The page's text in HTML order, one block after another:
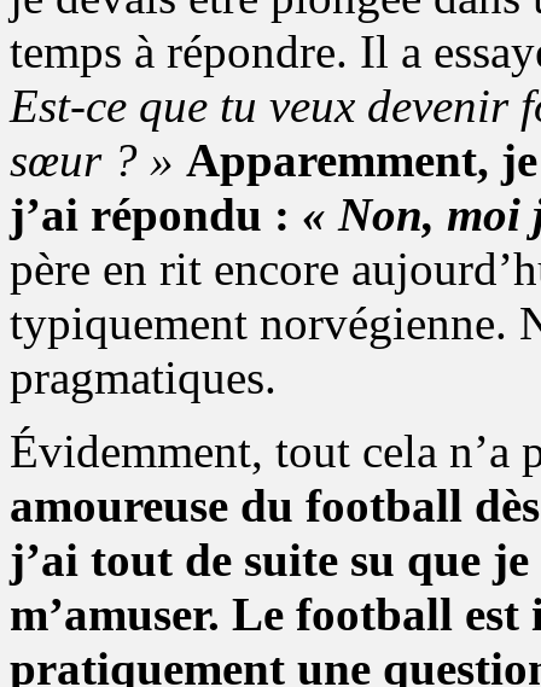
temps à répondre. Il a
Est-ce que tu veux devenir
sœur ? » Apparemment,
j’ai répondu : « Non, moi
père en rit encore
typiquement norvégienne.
pragmatiques.
Évidemment, tout cela n’a
amoureuse du football
j’ai tout de suite su que
m’amuser. Le football
pratiquement une